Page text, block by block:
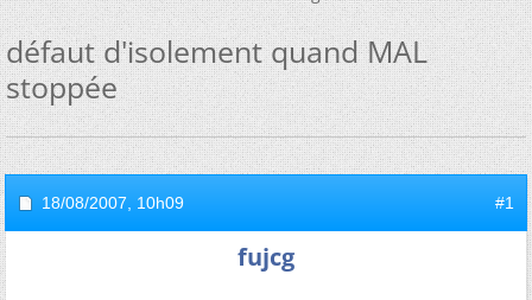
défaut d'isolement quand MAL
stoppée
18/08/2007, 10h09 #1
fujcg